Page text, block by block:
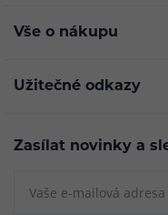
Vše o nákupu
Užitečné odkazy
Zasílat novinky a